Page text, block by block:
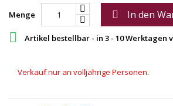
Menge
 In den
 Artikel bestellbar - in 3 - 10 Werktagen
Verkauf nur an volljährige Personen.